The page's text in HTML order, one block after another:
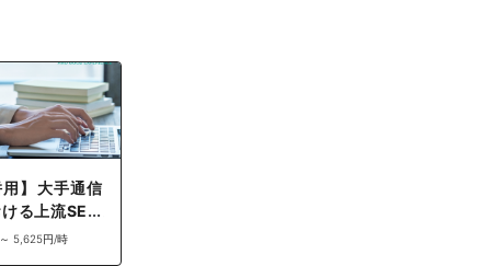
用】大手通信
る上流SE業
ス・ハイク
5,625円/時